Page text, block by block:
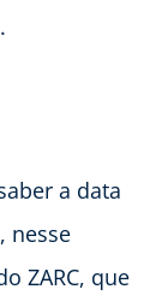
a data
nesse
ZARC, que